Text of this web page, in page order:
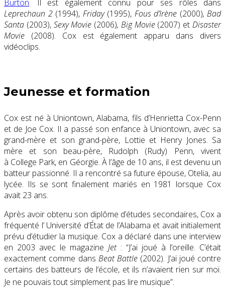
Burton. Il est également connu pour ses rôles dans
Leprechaun 2(1994), Friday(1995), Fous d’Irène (2000), Bad
Santa (2003),Sexy Movie (2006), Big Movie(2007) etDisaster
Movie (2008). Cox est également apparu dans divers
vidéoclips.
Jeunesse et formation
Cox est né à Uniontown, Alabama, fils d’Henrietta Cox-Penn
et de Joe Cox. Il a passé son enfance à Uniontown, avec sa
grand-mère et son grand-père, Lottie et Henry Jones. Sa
mère et son beau-père, Rudolph (Rudy) Penn, vivent
à College Park, en Géorgie. À l’âge de 10 ans, il est devenu un
batteur passionné. Il a rencontré sa future épouse, Otelia, au
lycée. Ils se sont finalement mariés en 1981 lorsque Cox
avait 23 ans.
Après avoir obtenu son diplôme d’études secondaires, Cox a
fréquenté l’ Université d’État de l’Alabama et avait initialement
prévu d’étudier la musique. Cox a déclaré dans une interview
en 2003 avec le magazine Jet: “J’ai joué à l’oreille. C’était
exactement comme dans Beat Battle (2002). J’ai joué contre
certains des batteurs de l’école, et ils n’avaient rien sur moi.
Je ne pouvais tout simplement pas lire musique”.